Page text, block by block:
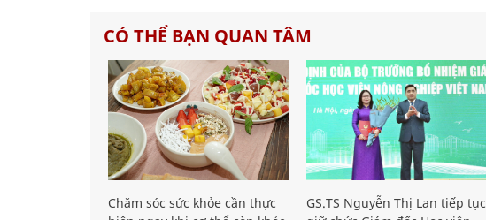
CÓ THỂ BẠN QUAN TÂM
Chăm sóc sức khỏe cần thực
GS.TS Nguyễn Thị Lan tiếp tục